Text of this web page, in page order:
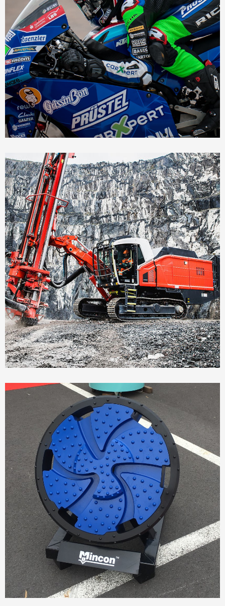
décembre 9, 2020
Cerco sponsorise le jeune espoir de la
moto belge, Barry Baltus – 16 ans.
décembre 18, 2019
New Sandvik Leopard DI650i
décembre 13, 2019
Glad to be official dealer of Mincon
for BENELUX for down the hole
product.